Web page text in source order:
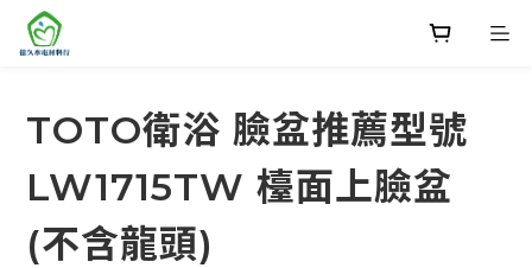
TOTO衛浴 臉盆推薦型號
LW1715TW 檯面上臉盆
(不含龍頭)